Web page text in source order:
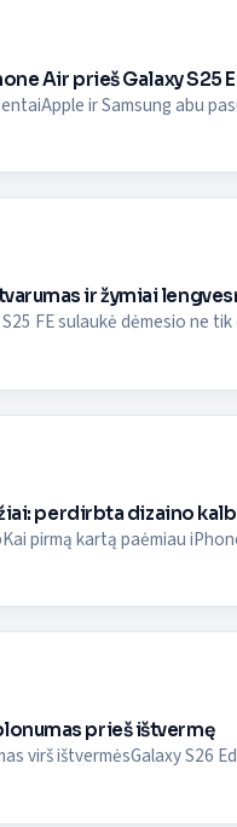
Air prieš Galaxy S25
ir Samsung abu
ir žymiai
FE sulaukė dėmesio ne
perdirbta dizaino
pirmą kartą paėmiau
prieš ištvermę
virš ištvermėsGalaxy S26